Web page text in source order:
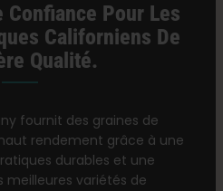
Confiance Pour Les
Californiens De
Qualité.
fournit des graines de
rendement grâce à une
durables et une
meilleures variétés de